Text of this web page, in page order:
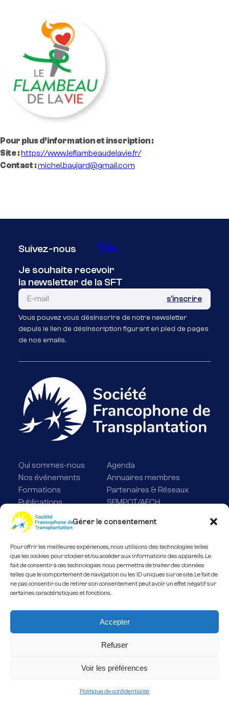
Gérer le consentement
Pour offrir les meilleures expériences, nous utilisons des technologies telles
que les cookies pour stocker et/ou accéder aux informations des appareils. Le
fait de consentir à ces technologies nous permettra de traiter des données
telles que le comportement de navigation ou les ID uniques sur ce site. Le fait de
ne pas consentir ou de retirer son consentement peut avoir un effet négatif sur
certaines caractéristiques et fonctions.
Accepter
Refuser
Voir les préférences
Politique de confidentialité
Pour plus d’information et inscription :
Site :https://www.leflambeaudelavie.fr/
Contact :michel.baujard@gmail.com
Suivez-nous
Je souhaite recevoir
la newsletter de la SFT
Vous pouvez vous désinscrire de notre newsletter
depuis le lien de désinscription figurant en pied de pages
de nos emails.
Qui sommes-nous
Nos événements
Formations
Publications
Médiatheque
Bourses
Actualités
Agenda
Annuaires membres
Partenaires & Réseaux
SFMPOT/AFCH
Nous contacter
Adhérer
Conditions de vente
Politique de confidentialité
Made by Med it up